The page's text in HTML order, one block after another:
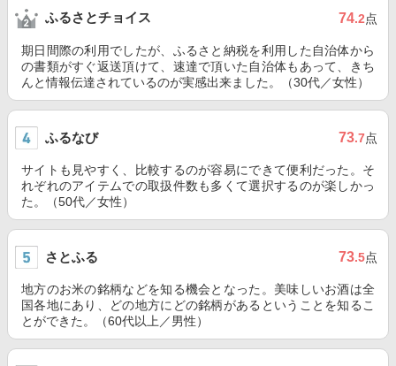
ふるさとチョイス 74.2点
期日間際の利用でしたが、ふるさと納税を利用した自治体から
の書類がすぐ返送頂けて、速達で頂いた自治体もあって、きち
んと情報伝達されているのが実感出来ました。（30代／女性）
ふるなび 73.7点
サイトも見やすく、比較するのが容易にできて便利だった。そ
れぞれのアイテムでの取扱件数も多くて選択するのが楽しかっ
た。（50代／女性）
さとふる 73.5点
地方のお米の銘柄などを知る機会となった。美味しいお酒は全
国各地にあり、どの地方にどの銘柄があるということを知るこ
とができた。（60代以上／男性）